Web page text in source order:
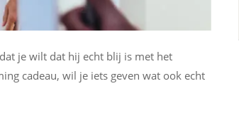
je wilt dat hij echt blij is met het
cadeau, wil je iets geven wat ook echt